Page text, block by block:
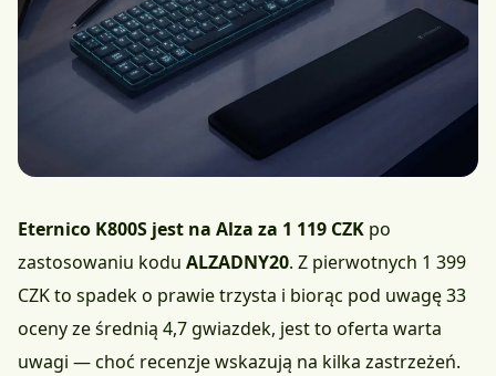
Eternico K800S jest na Alza za 1 119 CZK po
zastosowaniu kodu ALZADNY20. Z pierwotnych 1 399
CZK to spadek o prawie trzysta i biorąc pod uwagę 33
oceny ze średnią 4,7 gwiazdek, jest to oferta warta
uwagi — choć recenzje wskazują na kilka zastrzeżeń.